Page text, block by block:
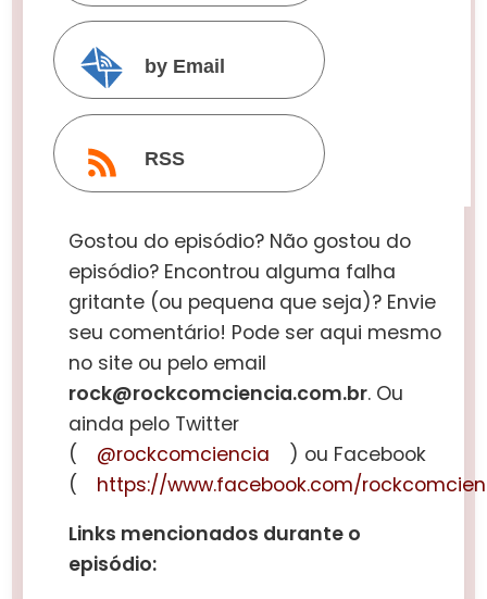
by Email
RSS
Gostou do episódio? Não gostou do
episódio? Encontrou alguma falha
gritante (ou pequena que seja)? Envie
seu comentário! Pode ser aqui mesmo
no site ou pelo email
rock@rockcomciencia.com.br. Ou
ainda pelo Twitter
(
@rockcomciencia
) ou Facebook
(
https://www.facebook.com/
Links mencionados durante o
episódio: